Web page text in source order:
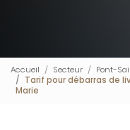
Accueil Secteur
Pont-
Tarif pour débarras de
Marie